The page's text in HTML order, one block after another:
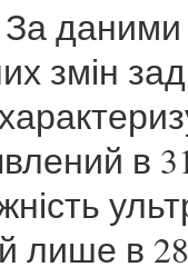
За
змін
лише в